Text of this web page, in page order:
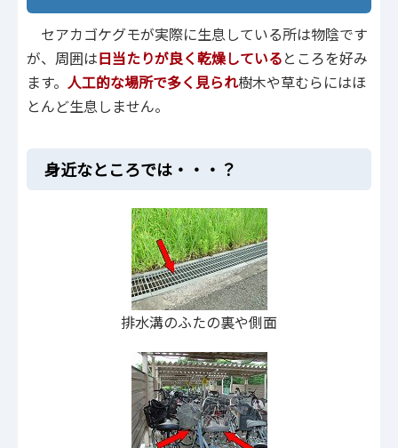
セアカゴケグモが実際に生息している所は物陰です
が、周囲は日当たりが良く乾燥しているところを好み
ます。 人工的な場所で多く見られ樹木や草むらにはほ
とんど生息しません。
身近なところでは・・・？
排水溝のふたの裏や側面